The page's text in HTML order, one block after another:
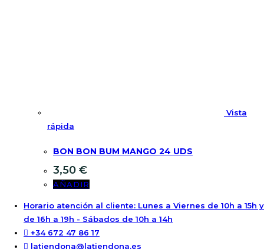
Vista
rápida
BON BON BUM MANGO 24 UDS
3,50 €
AÑADIR
Horario atención al cliente: Lunes a Viernes de 10h a 15h y
de 16h a 19h - Sábados de 10h a 14h
+34 672 47 86 17
latiendona@latiendona.es